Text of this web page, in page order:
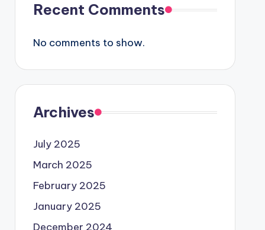
Recent Comments
No comments to show.
Archives
July 2025
March 2025
February 2025
January 2025
December 2024